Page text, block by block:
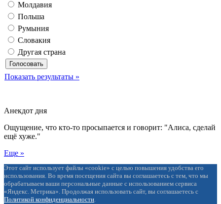
Молдавия
Польша
Румыния
Словакия
Другая страна
Показать результаты »
Анекдот дня
Ощущение, что кто-то просыпается и говорит: "Алиса, сделай
ещё хуже."
Еще »
Этот сайт использует файлы «cookie» с целью повышения удобства его
использования. Во время посещения сайта вы соглашаетесь с тем, что мы
обрабатываем ваши персональные данные с использованием сервиса
«Яндекс. Метрика». Продолжая использовать сайт, вы соглашаетесь с
Политикой конфиденциальности.